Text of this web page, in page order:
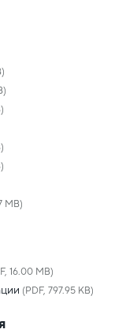
MB)
16.00 MB)
(PDF, 797.95 KB)